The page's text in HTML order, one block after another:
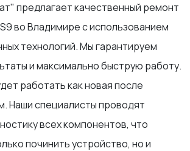
предлагает качественный ремонт
во Владимире с использованием
технологий. Мы гарантируем
и максимально быструю работу.
работать как новая после
Наши специалисты проводят
всех компонентов, что
починить устройство, но и